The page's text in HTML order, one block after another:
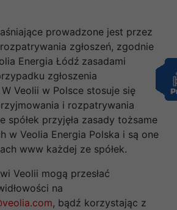
prowadzone jest przez
zgłoszeń, zgodnie
Energia Łódź zasadami
zgłoszenia
Veolii w Polsce stosuje się
i rozpatrywania
spółek przyjęła zasady tożsame
w Veolia Energia Polska i są one
www każdej ze spółek.
Veolii mogą przesłać
na
, bądź korzystając z